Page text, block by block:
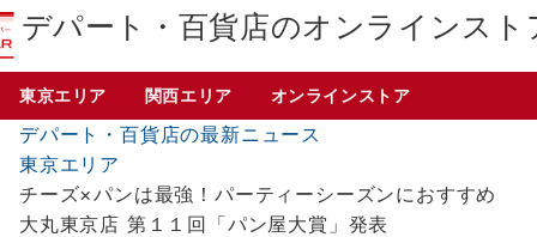
デパート・百貨店のオンラインスト
東京エリア 関西エリア オンラインストア
デパート・百貨店の最新ニュース
東京エリア
チーズ×パンは最強！パーティーシーズンにおすすめ
大丸東京店 第１１回「パン屋大賞」発表